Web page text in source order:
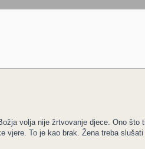
volja nije žrtvovanje djece. Ono što
To je kao brak. Žena treba